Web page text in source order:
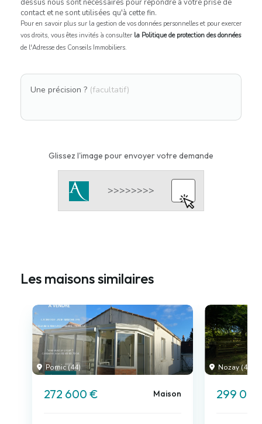
dessus nous sont nécessaires pour répondre à votre prise de
contact et ne sont utilisées qu'à cette fin.
Pour en savoir plus sur la gestion de vos données personnelles et pour exercer
vos droits, vous êtes invités à consulter la Politique de protection des données
de l'Adresse des Conseils Immobiliers.
Une précision ? (facultatif)
Glissez l'image pour envoyer votre demande
Les maisons similaires
Pornic (44)
272 600 € Maison
Nozay (44)
299